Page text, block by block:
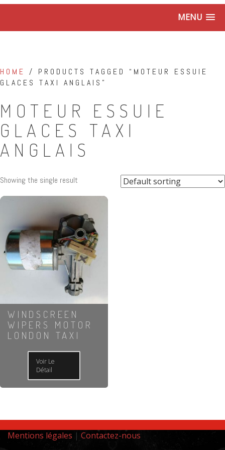
MENU
HOME / PRODUCTS TAGGED “MOTEUR ESSUIE
GLACES TAXI ANGLAIS”
MOTEUR ESSUIE
GLACES TAXI
ANGLAIS
Showing the single result
WINDSCREEN
WIPERS MOTOR
LONDON TAXI
Voir Le
Détail
Mentions légales | Contactez-nous